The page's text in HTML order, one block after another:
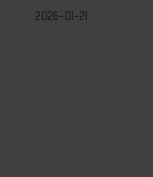
2026-01-21